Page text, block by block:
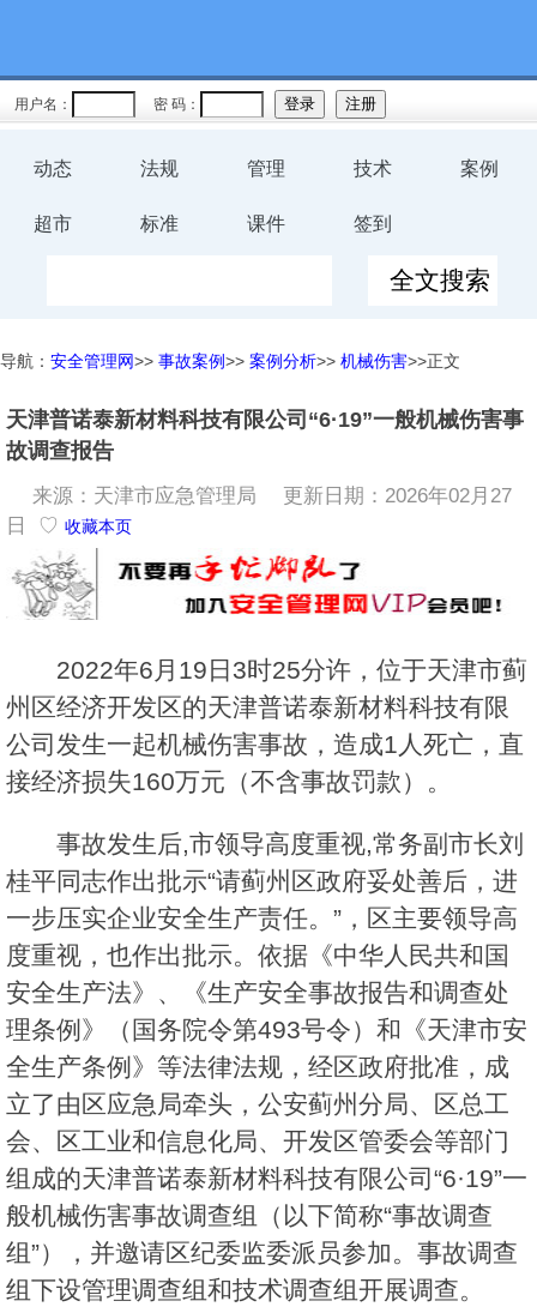
用户名： 密 码：
动态 法规 管理 技术 案例
超市 标准 课件 签到
导航： 安全管理网>> 事故案例>> 案例分析>> 机械伤害>>正文
天津普诺泰新材料科技有限公司“6·19”一般机械伤害事
故调查报告
来源：天津市应急管理局
更新日期：2026年02月27
日 ♡ 收藏本页
2022年6月19日3时25分许，位于天津市蓟
州区经济开发区的天津普诺泰新材料科技有限
公司发生一起机械伤害事故，造成1人死亡，直
接经济损失160万元（不含事故罚款）。
事故发生后,市领导高度重视,常务副市长刘
桂平同志作出批示“请蓟州区政府妥处善后，进
一步压实企业安全生产责任。”，区主要领导高
度重视，也作出批示。依据《中华人民共和国
安全生产法》、《生产安全事故报告和调查处
理条例》（国务院令第493号令）和《天津市安
全生产条例》等法律法规，经区政府批准，成
立了由区应急局牵头，公安蓟州分局、区总工
会、区工业和信息化局、开发区管委会等部门
组成的天津普诺泰新材料科技有限公司“6·19”一
般机械伤害事故调查组（以下简称“事故调查
组”），并邀请区纪委监委派员参加。事故调查
组下设管理调查组和技术调查组开展调查。